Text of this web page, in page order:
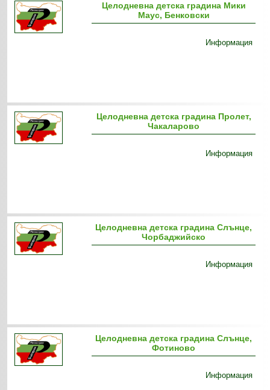
Целодневна детска градина Мики
Маус, Бенковски
Информация
Целодневна детска градина Пролет,
Чакаларово
Информация
Целодневна детска градина Слънце,
Чорбаджийско
Информация
Целодневна детска градина Слънце,
Фотиново
Информация